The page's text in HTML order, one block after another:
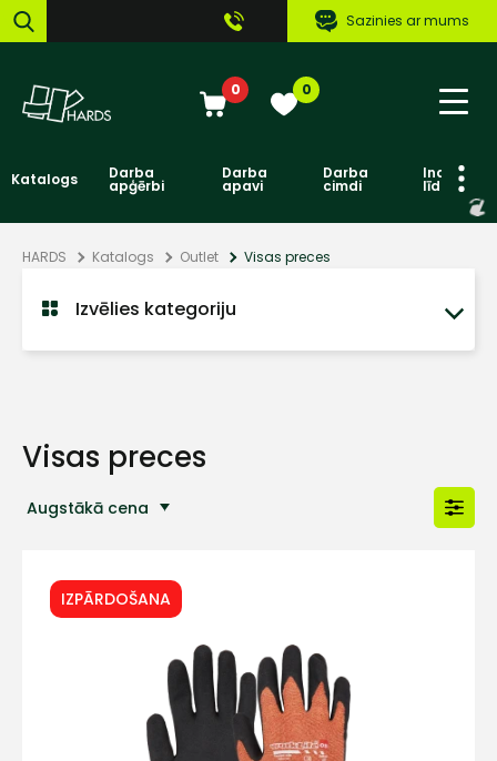
Sazinies ar mums
0 0
Katalogs Darba
apģērbi
Darba
apavi
Darba
cimdi līdzekļi
HARDS Katalogs Outlet Visas preces
Izvēlies kategoriju
Visas preces
Augstākā cena
IZPĀRDOŠANA